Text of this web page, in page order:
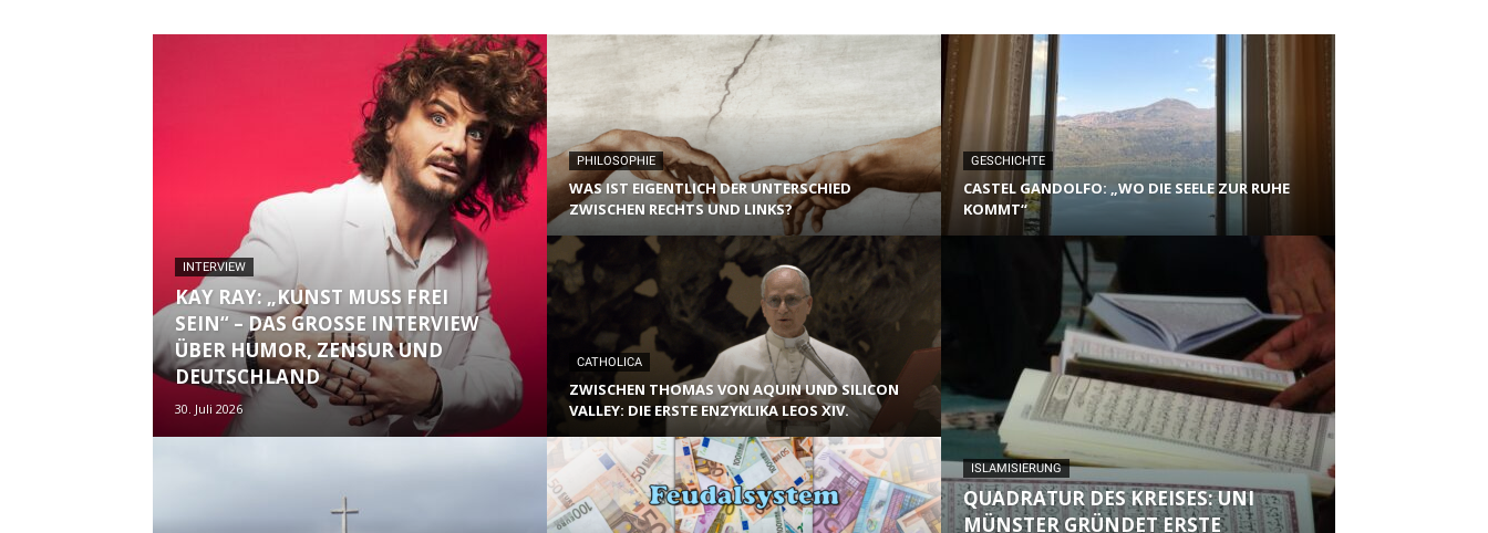
INTERVIEW
KAY RAY: „KUNST MUSS FREI
SEIN“ – DAS GROSSE INTERVIEW Ü
BER HUMOR, ZENSUR UND D
EUTSCHLAND
30. Juli 2026
PHILOSOPHIE
WAS IST EIGENTLICH DER UNTERSCHIED
ZWISCHEN RECHTS UND LINKS?
CATHOLICA
ZWISCHEN THOMAS VON AQUIN UND SILICON
VALLEY: DIE ERSTE ENZYKLIKA LEOS XIV.
GESCHICHTE
CASTEL GANDOLFO: „WO DIE SEELE ZUR RUHE
KOMMT“
ISLAMISIERUNG
QUADRATUR DES KREISES: UNI
MÜNSTER GRÜNDET ERSTE